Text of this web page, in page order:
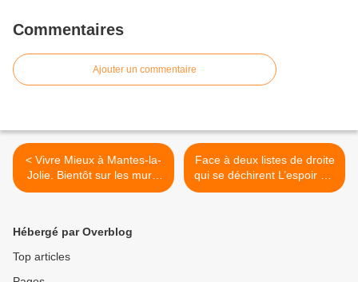
Commentaires
Ajouter un commentaire
< Vivre Mieux à Mantes-la-
Jolie. Bientôt sur les murs,
notre nouvelle affiche
Face à deux listes de droite
qui se déchirent L’espoir est
à gauche >
Hébergé par Overblog
Top articles